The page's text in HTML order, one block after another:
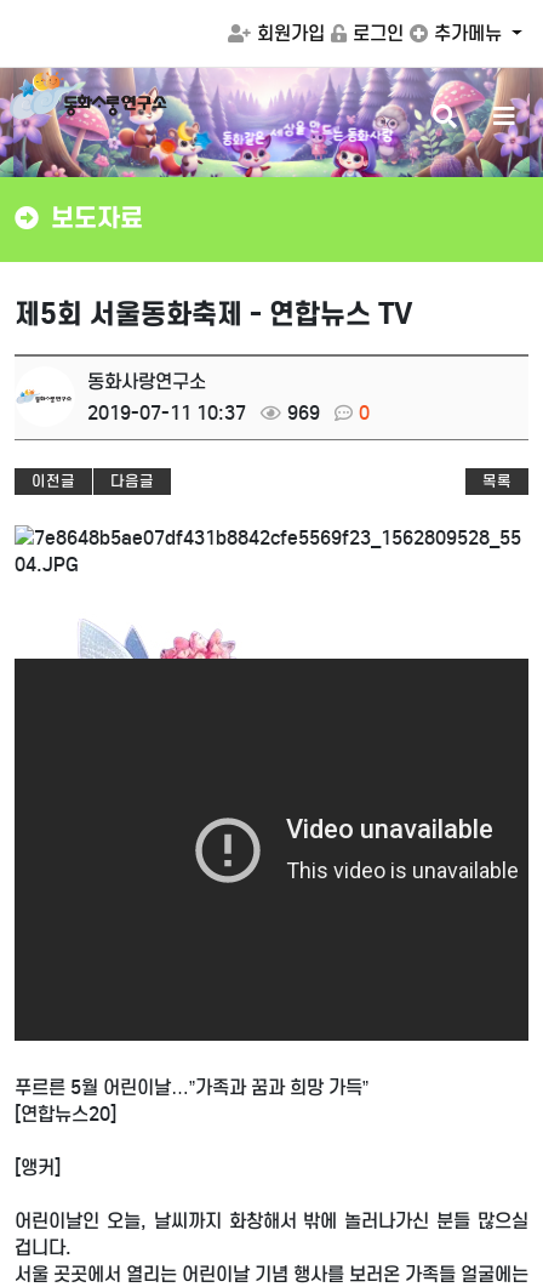
회원가입 로그인 추가메뉴
동화같은 세상을 만드는 동화사랑 검
색
버
튼
메
뉴
버
튼
보도자료
제5회 서울동화축제 - 연합뉴스 TV
동화사랑연구소
2019-07-11 10:37
969 0
이전글 다음글 목록
푸르른 5월 어린이날…”가족과 꿈과 희망 가득”
[연합뉴스20]
[앵커]
어린이날인 오늘, 날씨까지 화창해서 밖에 놀러나가신 분들 많으실
겁니다.
서울 곳곳에서 열리는 어린이날 기념 행사를 보러온 가족들 얼굴에는